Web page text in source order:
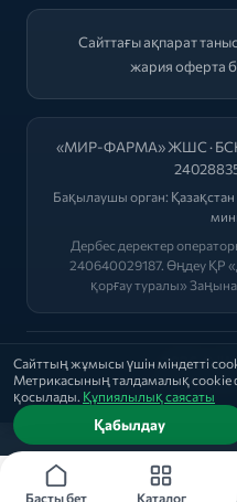
Сайттың жұмысы үшін міндетті
Метрикасының талдамалық cookie
қосылады. Құпиялылық саясаты
Қабылдау
Сайттағы ақпарат
жария оферта
«МИР-ФАРМА» ЖШС · БСН
Бақылаушы орган:
Дербес деректер
240640029187. Өңдеу ҚР
қорғау туралы»
2026 ©
Саясат |
Басты бет Каталог